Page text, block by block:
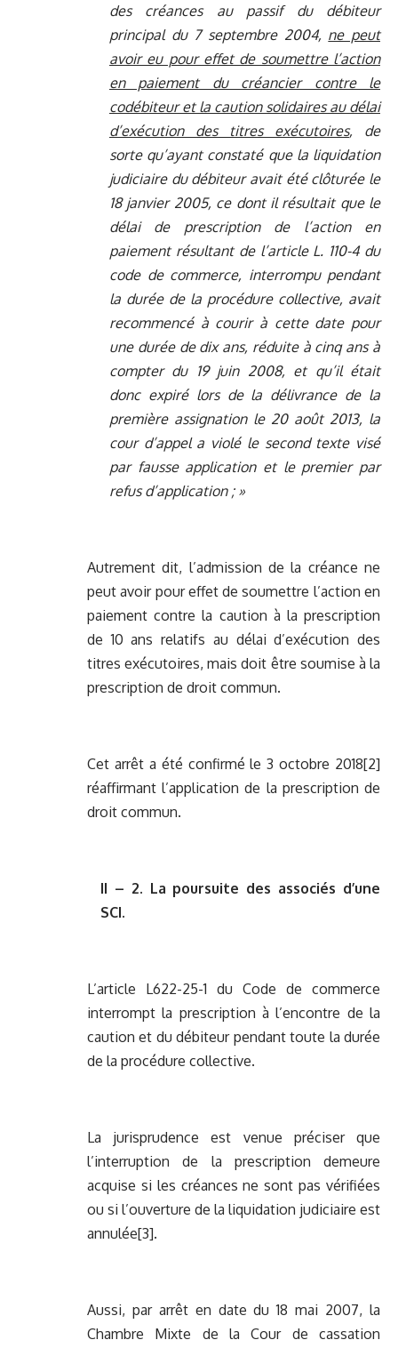
des créances au passif du débiteur
principal du 7 septembre 2004, ne peut
avoir eu pour effet de soumettre l’action
en paiement du créancier contre le
codébiteur et la caution solidaires au délai
d’exécution des titres exécutoires, de
sorte qu’ayant constaté que la liquidation
judiciaire du débiteur avait été clôturée le
18 janvier 2005, ce dont il résultait que le
délai de prescription de l’action en
paiement résultant de l’article L. 110-4 du
code de commerce, interrompu pendant
la durée de la procédure collective, avait
recommencé à courir à cette date pour
une durée de dix ans, réduite à cinq ans à
compter du 19 juin 2008, et qu’il était
donc expiré lors de la délivrance de la
première assignation le 20 août 2013, la
cour d’appel a violé le second texte visé
par fausse application et le premier par
refus d’application ; »
Autrement dit, l’admission de la créance ne
peut avoir pour effet de soumettre l’action en
paiement contre la caution à la prescription
de 10 ans relatifs au délai d’exécution des
titres exécutoires, mais doit être soumise à la
prescription de droit commun.
Cet arrêt a été confirmé le 3 octobre 2018[2]
réaffirmant l’application de la prescription de
droit commun.
II – 2. La poursuite des associés d’une
SCI.
L’article L622-25-1 du Code de commerce
interrompt la prescription à l’encontre de la
caution et du débiteur pendant toute la durée
de la procédure collective.
La jurisprudence est venue préciser que
l’interruption de la prescription demeure
acquise si les créances ne sont pas vérifiées
ou si l’ouverture de la liquidation judiciaire est
annulée[3].
Aussi, par arrêt en date du 18 mai 2007, la
Chambre Mixte de la Cour de cassation